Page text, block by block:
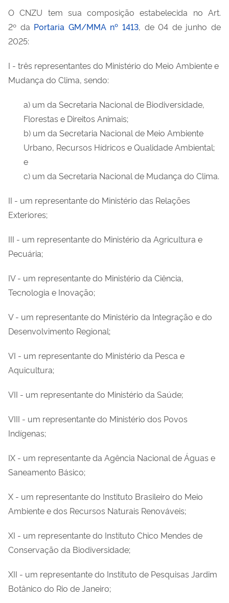
O CNZU tem sua composiçãoestabelecida no Art.
2º da Portaria GM/MMA nº 1413, de 04 de junho de
2025:
I - três representantes do Ministério do Meio Ambiente e
Mudança do Clima, sendo:
a) um da Secretaria Nacional de Biodiversidade,
Florestas e Direitos Animais;
b) um da Secretaria Nacional de Meio Ambiente
Urbano, Recursos Hídricos e Qualidade Ambiental;
e
c) um da Secretaria Nacional de Mudança do Clima.
II - um representante do Ministério das Relações
Exteriores;
III - um representante do Ministério da Agricultura e
Pecuária;
IV - um representante do Ministério da Ciência,
Tecnologia e Inovação;
V - um representante do Ministério da Integração e do
Desenvolvimento Regional;
VI - um representante do Ministério da Pesca e
Aquicultura;
VII - um representante do Ministério da Saúde;
VIII - um representante do Ministério dos Povos
Indígenas;
IX - um representante da Agência Nacional de Águas e
Saneamento Básico;
X - um representante do Instituto Brasileiro do Meio
Ambiente e dos Recursos Naturais Renováveis;
XI - um representante do Instituto Chico Mendes de
Conservação da Biodiversidade;
XII - um representante do Instituto de Pesquisas Jardim
Botânico do Rio de Janeiro;